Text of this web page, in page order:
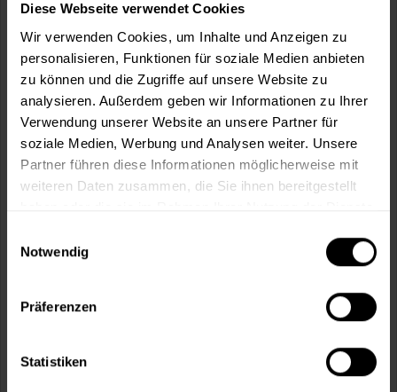
Diese Webseite verwendet Cookies
Wir verwenden Cookies, um Inhalte und Anzeigen zu
personalisieren, Funktionen für soziale Medien anbieten
zu können und die Zugriffe auf unsere Website zu
analysieren. Außerdem geben wir Informationen zu Ihrer
Verwendung unserer Website an unsere Partner für
soziale Medien, Werbung und Analysen weiter. Unsere
Partner führen diese Informationen möglicherweise mit
weiteren Daten zusammen, die Sie ihnen bereitgestellt
Notwendig
Präferenzen
Statistiken
In den Warenkorb
Merken Fragen zum Artikel?
Sie möchten eine größere Menge kaufen
Vorteile